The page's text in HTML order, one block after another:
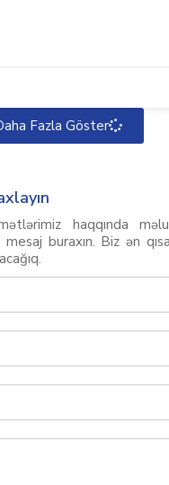
Fazla Göster
haqqında
buraxın. Biz ən